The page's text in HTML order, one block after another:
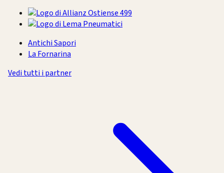
Antichi Sapori
La Fornarina
Vedi tutti i partner